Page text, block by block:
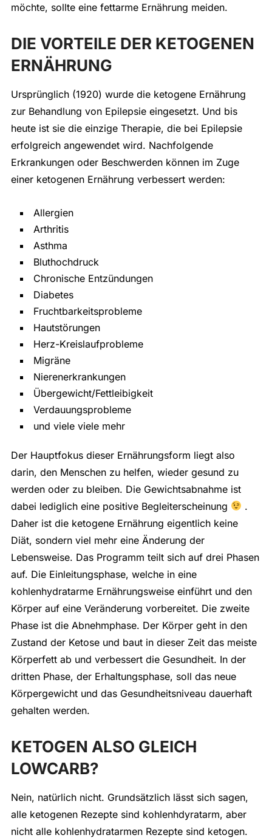
möchte, sollte eine fettarme Ernährung meiden.
DIE VORTEILE DER KETOGENEN
ERNÄHRUNG
Ursprünglich (1920) wurde die ketogene Ernährung
zur Behandlung von Epilepsie eingesetzt. Und bis
heute ist sie die einzige Therapie, die bei Epilepsie
erfolgreich angewendet wird. Nachfolgende
Erkrankungen oder Beschwerden können im Zuge
einer ketogenen Ernährung verbessert werden:
Allergien
Arthritis
Asthma
Bluthochdruck
Chronische Entzündungen
Diabetes
Fruchtbarkeitsprobleme
Hautstörungen
Herz-Kreislaufprobleme
Migräne
Nierenerkrankungen
Übergewicht/Fettleibigkeit
Verdauungsprobleme
und viele viele mehr
Der Hauptfokus dieser Ernährungsform liegt also
darin, den Menschen zu helfen, wieder gesund zu
werden oder zu bleiben. Die Gewichtsabnahme ist
dabei lediglich eine positive Begleiterscheinung
.
Daher ist die ketogene Ernährung eigentlich keine
Diät, sondern viel mehr eine Änderung der
Lebensweise. Das Programm teilt sich auf drei Phasen
auf. Die Einleitungsphase, welche in eine
kohlenhydratarme Ernährungsweise einführt und den
Körper auf eine Veränderung vorbereitet. Die zweite
Phase ist die Abnehmphase. Der Körper geht in den
Zustand der Ketose und baut in dieser Zeit das meiste
Körperfett ab und verbessert die Gesundheit. In der
dritten Phase, der Erhaltungsphase, soll das neue
Körpergewicht und das Gesundheitsniveau dauerhaft
gehalten werden.
KETOGEN ALSO GLEICH
LOWCARB?
Nein, natürlich nicht. Grundsätzlich lässt sich sagen,
alle ketogenen Rezepte sind kohlenhdyratarm, aber
nicht alle kohlenhydratarmen Rezepte sind ketogen.